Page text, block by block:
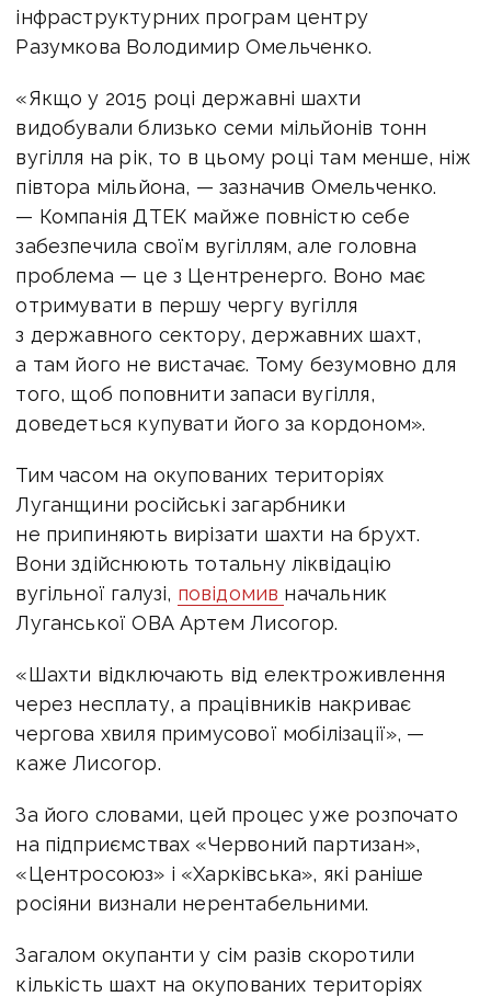
інфраструктурних програм центру
Разумкова Володимир Омельченко.
«Якщо у 2015 році державні шахти
видобували близько семи мільйонів тонн
вугілля на рік, то в цьому році там менше, ніж
півтора мільйона, — зазначив Омельченко.
— Компанія ДТЕК майже повністю себе
забезпечила своїм вугіллям, але головна
проблема — це з Центренерго. Воно має
отримувати в першу чергу вугілля
з державного сектору, державних шахт,
а там його не вистачає. Тому безумовно для
того, щоб поповнити запаси вугілля,
доведеться купувати його за кордоном».
Тим часом на окупованих територіях
Луганщини російські загарбники
не припиняють вирізати шахти на брухт.
Вони здійснюють тотальну ліквідацію
вугільної галузі, повідомив начальник
Луганської ОВА Артем Лисогор.
«Шахти відключають від електроживлення
через несплату, а працівників накриває
чергова хвиля примусової мобілізації», —
каже Лисогор.
За його словами, цей процес уже розпочато
на підприємствах «Червоний партизан»,
«Центросоюз» і «Харківська», які раніше
росіяни визнали нерентабельними.
Загалом окупанти у сім разів скоротили
кількість шахт на окупованих територіях